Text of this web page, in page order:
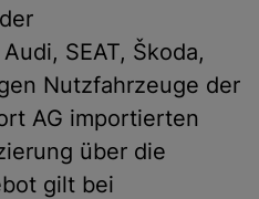
SEAT, Škoda,
Nutzfahrzeuge der
AG importierten
über die
gilt bei